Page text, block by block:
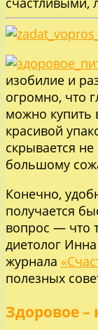
изобилие и
огромно, что
можно купить
красивой
скрывается
большому
Конечно,
получается
вопрос — что
диетолог
журнала
полезных
Здоровое –